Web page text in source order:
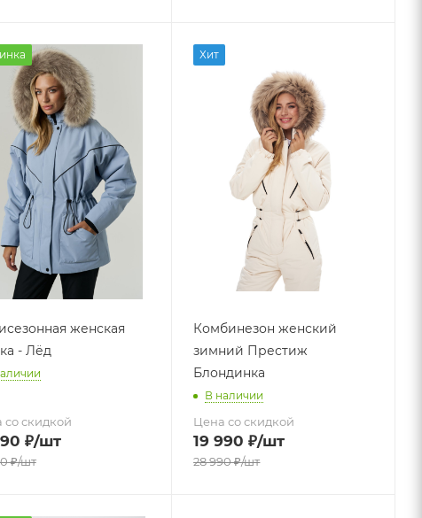
женская
- Лёд
со скидкой
₽/шт
₽/шт
Хит
Комбинезон женский
зимний Престиж
Блондинка
В наличии
Цена со скидкой
19 990 ₽/шт
28 990₽/шт